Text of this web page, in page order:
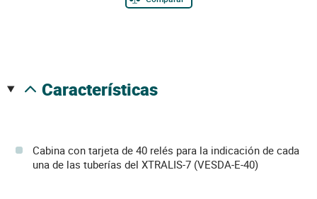
características
Cabina con tarjeta de 40 relés para la indicación de cada
una de las tuberías del XTRALIS-7 (VESDA-E-40)